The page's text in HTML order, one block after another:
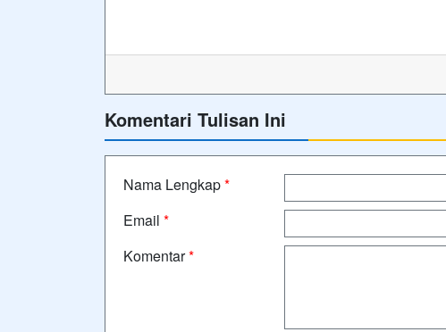
Komentari Tulisan Ini
Nama Lengkap*
Email *
Komentar*